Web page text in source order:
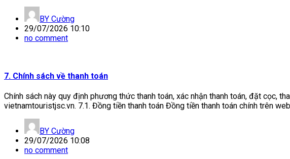
BY Cường
29/07/2026 10:10
no comment
7. Chính sách về thanh toán
Chính sách này quy định phương thức thanh toán, xác nhận thanh toán, đặt
vietnamtouristjsc.vn. 7.1. Đồng tiền thanh toán Đồng tiền thanh toán chính trên
BY Cường
29/07/2026 10:08
no comment